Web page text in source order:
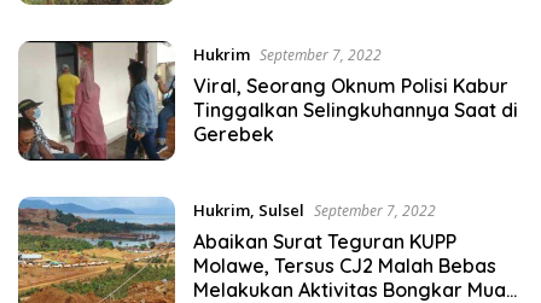
Hukrim September 7, 2022
Viral, Seorang Oknum Polisi Kabur
Tinggalkan Selingkuhannya Saat di
Gerebek
Hukrim, Sulsel September 7, 2022
Abaikan Surat Teguran KUPP
Molawe, Tersus CJ2 Malah Bebas
Melakukan Aktivitas Bongkar Muat